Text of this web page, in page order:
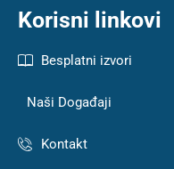
Korisni linkovi
Besplatni izvori
Naši Događaji
Kontakt